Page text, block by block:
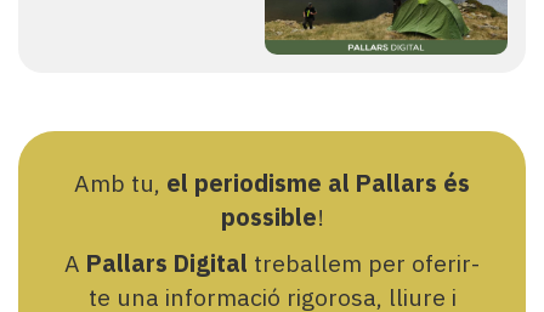
Amb tu, el periodisme al Pallars és
possible!
A Pallars Digital treballem per oferir-
te una informació rigorosa, lliure i